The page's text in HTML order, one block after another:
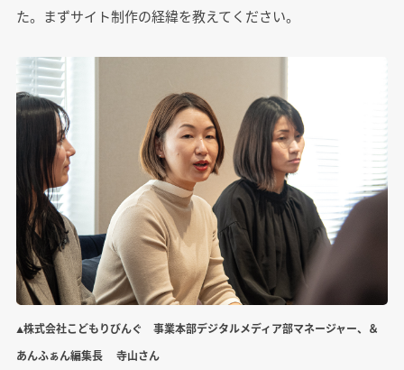
た。まずサイト制作の経緯を教えてください。
▲株式会社こどもりびんぐ 事業本部デジタルメディア部マネージャー、＆
あんふぁん編集長 寺山さん